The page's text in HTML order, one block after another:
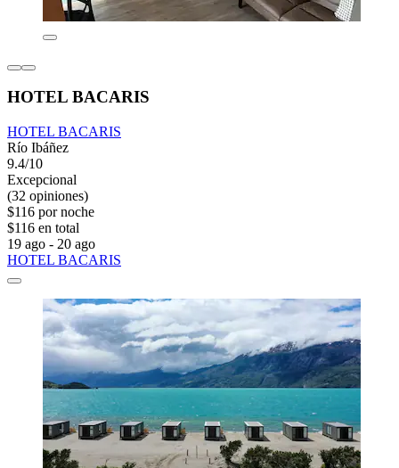
HOTEL BACARIS
HOTEL BACARIS
Río Ibáñez
9.4/10
Excepcional
(32 opiniones)
$116 por noche
$116 en total
19 ago - 20 ago
HOTEL BACARIS